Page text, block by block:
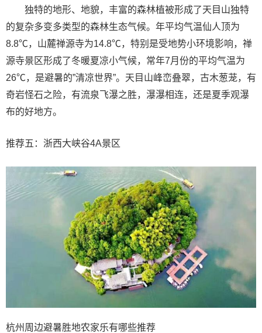
独特的地形、地貌，丰富的森林植被形成了天目山独特
的复杂多变多类型的森林生态气候。年平均气温仙人顶为
8.8℃，山麓禅源寺为14.8℃，特别是受地势小环境影响，禅
源寺景区形成了冬暖夏凉小气候，常年7月份的平均气温为
26℃，是避暑的”清凉世界”。天目山峰峦叠翠，古木葱茏，有
奇岩怪石之险，有流泉飞瀑之胜，瀑瀑相连，还是夏季观瀑
布的好地方。
推荐五：浙西大峡谷4A景区
杭州周边避暑胜地农家乐有哪些推荐